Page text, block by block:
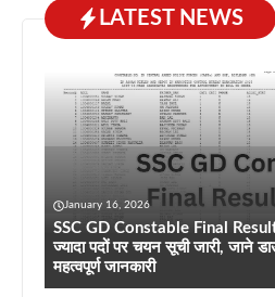
LATEST NEWS
January 16, 2026
SSC GD Constable Final
ज्यादा पदों पर चयन सूची जारी, जाने
महत्वपूर्ण जानकारी